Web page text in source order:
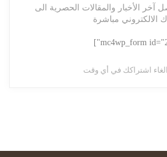
آخر الأخبار والمقالات الحصرية الى
الالكتروني مباشرة
اشتراكك في أي وقت